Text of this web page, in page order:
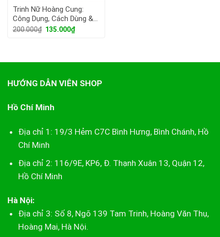
Trinh Nữ Hoàng Cung:
Công Dụng, Cách Dùng &
Giá Sỉ Tận Gốc
200.000₫ Giá
135.000₫Giá
hiện
HƯỚNG DẪN VIÊN SHOP
Hồ Chí Minh
Địa chỉ 1: 19/3 Hẻm C7C Bình Hưng, Bình Chánh, Hồ
Chí Minh
Địa chỉ 2: 116/9E, KP6, Đ. Thạnh Xuân 13, Quận 12,
Hồ Chí Minh
Hà Nội:
Địa chỉ 3: Số 8, Ngõ 139 Tam Trinh, Hoàng Văn Thụ,
Hoàng Mai, Hà Nội.